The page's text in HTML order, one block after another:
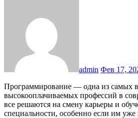
admin Фев 17,
Программирование — одна из самых востребованных и
высокооплачиваемых профессий в
все решаются на смену карьеры и
специальности, особенно если им